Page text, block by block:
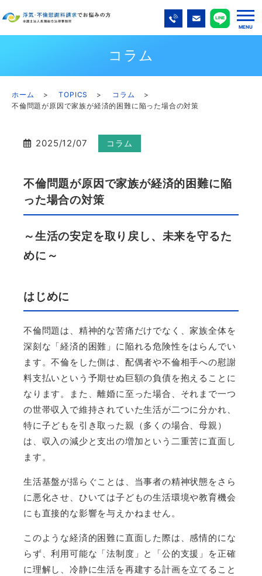
コラム
ホーム TOPICS
コラム
不倫問題が原因で家族が経済的困難に陥った場合の対策
2025/12/07 コラム
不倫問題が原因で家族が経済的困難に陥
った場合の対策
～生活の安定を取り戻し、未来を守るた
めに～
はじめに
不倫問題は、精神的な苦痛だけでなく、家族全体を
深刻な「経済的困難」に陥れる危険性をはらんでい
ます。不倫をした側は、配偶者や不倫相手への慰謝
料支払いという予期せぬ巨額の負債を抱えることに
なります。また、離婚に至った場合、それまで一つ
の世帯収入で維持されていた生活が二つに分かれ、
特に子どもを引き取った親（多くの場合、母親）
は、収入の減少と支出の増加という二重苦に直面し
ます。
生活基盤が揺らぐことは、当事者の精神状態をさら
に悪化させ、ひいては子どもの生活環境や教育機会
にも直接的な影響を与えかねません。
このような経済的困難に直面した際は、感情的にな
らず、利用可能な「法制度」と「公的支援」を正確
に理解し、冷静に生活を再建する計画を立てること